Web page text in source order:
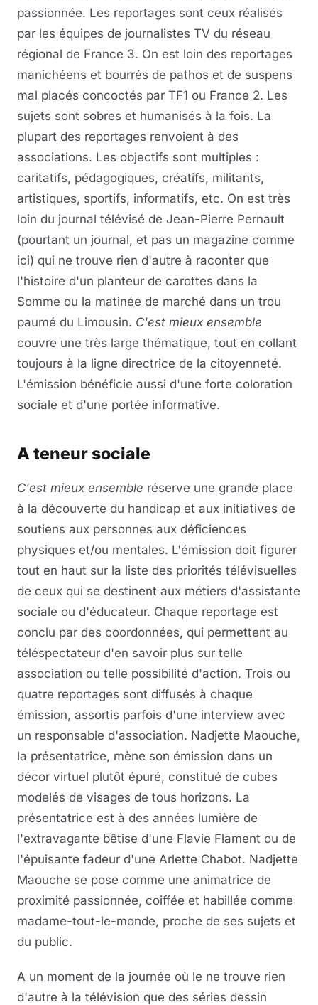
passionnée. Les reportages sont ceux réalisés
par les équipes de journalistes TV du réseau
régional de France 3. On est loin des reportages
manichéens et bourrés de pathos et de suspens
mal placés concoctés par TF1 ou France 2. Les
sujets sont sobres et humanisés à la fois. La
plupart des reportages renvoient à des
associations. Les objectifs sont multiples :
caritatifs, pédagogiques, créatifs, militants,
artistiques, sportifs, informatifs, etc. On est très
loin du journal télévisé de Jean-Pierre Pernault
(pourtant un journal, et pas un magazine comme
ici) qui ne trouve rien d'autre à raconter que
l'histoire d'un planteur de carottes dans la
Somme ou la matinée de marché dans un trou
paumé du Limousin. C'est mieux ensemble
couvre une très large thématique, tout en collant
toujours à la ligne directrice de la citoyenneté.
L'émission bénéficie aussi d'une forte coloration
sociale et d'une portée informative.
A teneur sociale
C'est mieux ensemble réserve une grande place
à la découverte du handicap et aux initiatives de
soutiens aux personnes aux déficiences
physiques et/ou mentales. L'émission doit figurer
tout en haut sur la liste des priorités télévisuelles
de ceux qui se destinent aux métiers d'assistante
sociale ou d'éducateur. Chaque reportage est
conclu par des coordonnées, qui permettent au
téléspectateur d'en savoir plus sur telle
association ou telle possibilité d'action. Trois ou
quatre reportages sont diffusés à chaque
émission, assortis parfois d'une interview avec
un responsable d'association. Nadjette Maouche,
la présentatrice, mène son émission dans un
décor virtuel plutôt épuré, constitué de cubes
modelés de visages de tous horizons. La
présentatrice est à des années lumière de
l'extravagante bêtise d'une Flavie Flament ou de
l'épuisante fadeur d'une Arlette Chabot. Nadjette
Maouche se pose comme une animatrice de
proximité passionnée, coiffée et habillée comme
madame-tout-le-monde, proche de ses sujets et
du public.
A un moment de la journée où le ne trouve rien
d'autre à la télévision que des séries dessin